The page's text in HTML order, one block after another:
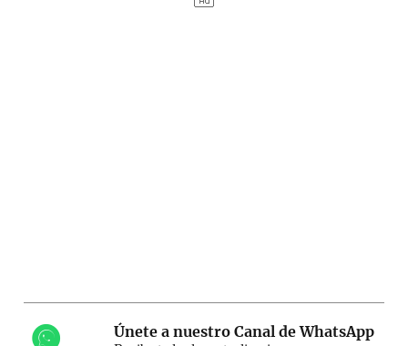
Únete a nuestro Canal de WhatsApp